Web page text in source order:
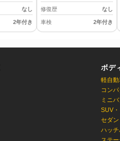
なし
2年付き
修復歴 なし
車検 2年付き
ボデ
軽自動
コン
ミニ
SUV
セダン
ハッチ